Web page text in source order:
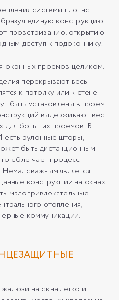
системы плотно
единую конструкцию.
проветриванию, открытию
доступ к подоконнику.
оконных проемов целиком.
перекрывают весь
к потолку или к стене
быть установлены в проем.
выдерживают вес
для больших проемов. В
есть рулонные шторы,
быть дистанционным
облегчает процесс
Немаловажным является
конструкции на окнах
малопривлекательные
отопления,
коммуникации.
на окна легко и